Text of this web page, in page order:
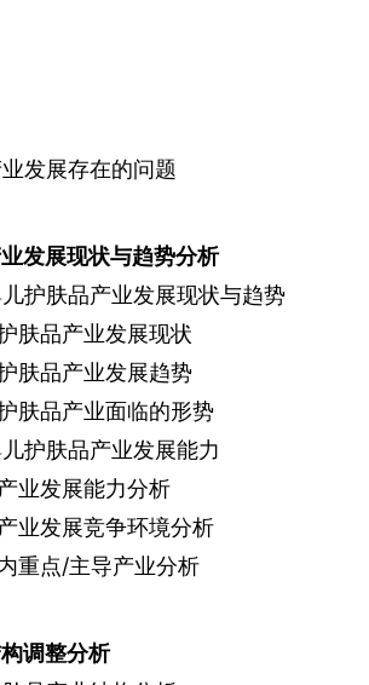
发展存在的问题
发展现状与趋势分析
护肤品产业发展现状与趋势
肤品产业发展现状
肤品产业发展趋势
肤品产业面临的形势
护肤品产业发展能力
业发展能力分析
业发展竞争环境分析
重点/主导产业分析
调整分析